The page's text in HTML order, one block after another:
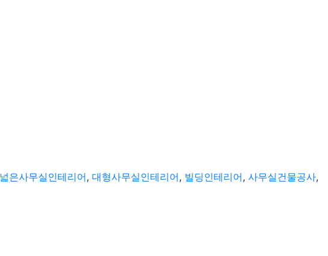
넓은사무실인테리어, 대형사무실인테리어, 빌딩인테리어, 사무실건물공사,